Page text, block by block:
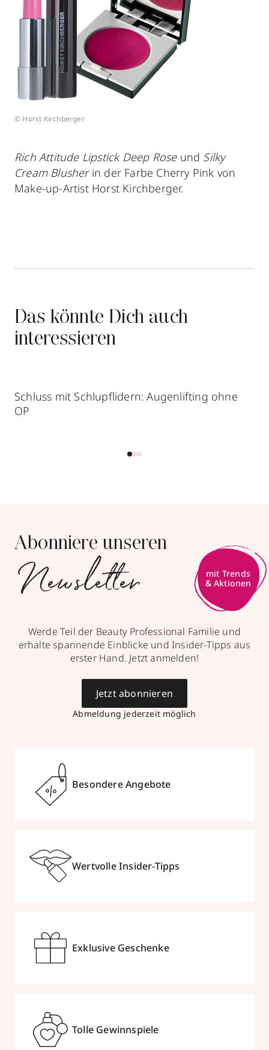
© Horst Kirchberger
Rich Attitude Lipstick Deep Roseund Silky
Cream Blusherin der Farbe Cherry Pink von
Make-up-Artist Horst Kirchberger.
Das könnte Dich auch
interessieren
Schluss mit Schlupflidern: Augenlifting ohne
OP
Abonniere unseren
Newsletter
Werde Teil der Beauty Professional Familie und
erhalte spannende Einblicke und Insider-Tipps aus
erster Hand. Jetzt anmelden!
Abmeldung jederzeit möglich
Jetzt abonnieren
Besondere Angebote
Wertvolle Insider-Tipps
Exklusive Geschenke
Tolle Gewinnspiele